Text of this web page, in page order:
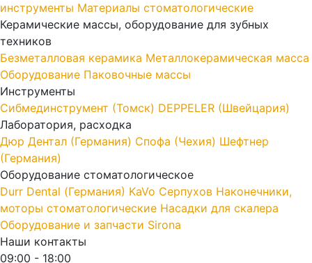
инструменты Материалы стоматологические
Керамические массы, оборудование для зубных
техников
Безметалловая керамика Металлокерамическая масса
Оборудование Паковочные массы
Инструменты
Cибмединструмент (Томск) DEPPELER (Швейцария)
Лаборатория, расходка
Дюр Дентал (Германия) Спофа (Чехия) Шефтнер
(Германия)
Оборудование стоматологическое
Durr Dental (Германия) KaVo Серпухов Наконечники,
моторы стоматологические Насадки для скалера
Оборудование и запчасти Sirona
Наши контакты
09:00 - 18:00